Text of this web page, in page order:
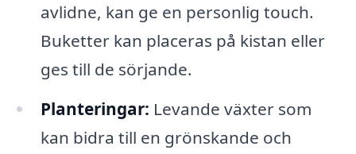
avlidne, kan ge en personlig touch.
Buketter kan placeras på kistan eller
ges till de sörjande.
Planteringar: Levande växter som
kan bidra till en grönskande och